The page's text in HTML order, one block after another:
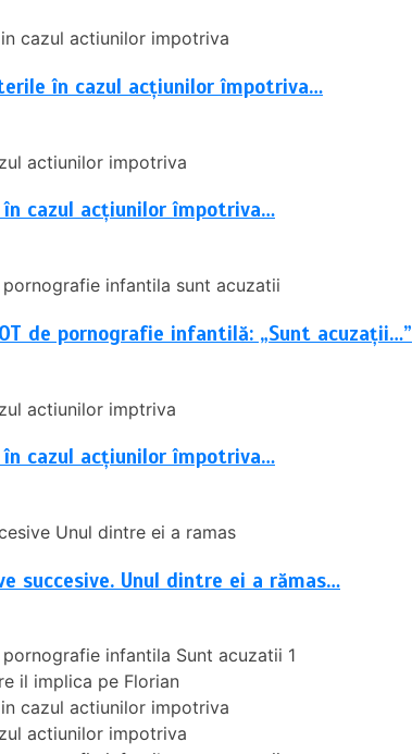
în cazul acțiunilor împotriva…
în cazul acțiunilor împotriva…
de pornografie infantilă: „Sunt acuzații…”
în cazul acțiunilor împotriva…
succesive. Unul dintre ei a rămas…